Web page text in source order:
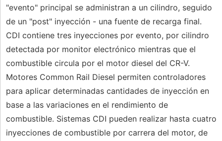
"evento" principal se administran a un cilindro, seguido
de un "post" inyección - una fuente de recarga final.
CDI contiene tres inyecciones por evento, por cilindro
detectada por monitor electrónico mientras que el
combustible circula por el motor diesel del CR-V.
Motores Common Rail Diesel permiten controladores
para aplicar determinadas cantidades de inyección en
base a las variaciones en el rendimiento de
combustible. Sistemas CDI pueden realizar hasta cuatro
inyecciones de combustible por carrera del motor, de